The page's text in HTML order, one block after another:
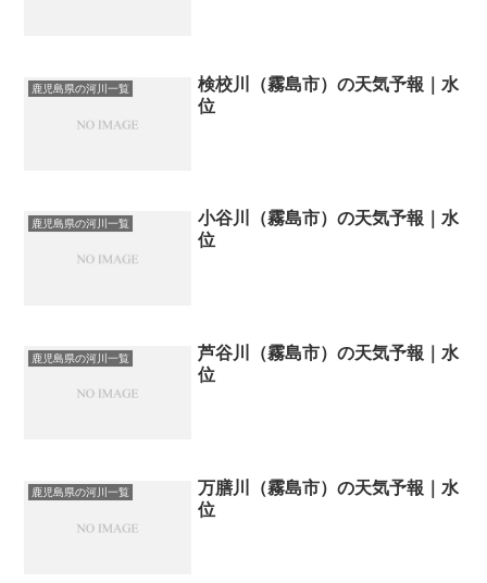
鹿児島県の河川一覧
検校川（霧島市）の天気予報｜水
位
鹿児島県の河川一覧
小谷川（霧島市）の天気予報｜水
位
鹿児島県の河川一覧
芦谷川（霧島市）の天気予報｜水
位
鹿児島県の河川一覧
万膳川（霧島市）の天気予報｜水
位